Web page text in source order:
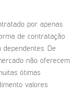
por apenas
de contratação
De
não oferecem
ótimas
valores